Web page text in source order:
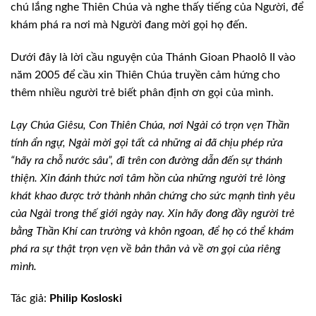
chú lắng nghe Thiên Chúa và nghe thấy tiếng của Người, để
khám phá ra nơi mà Người đang mời gọi họ đến.
Dưới đây là lời cầu nguyện của Thánh Gioan Phaolô II vào
năm 2005 để cầu xin Thiên Chúa truyền cảm hứng cho
thêm nhiều người trẻ biết phân định ơn gọi của mình.
Lạy Chúa Giêsu, Con Thiên Chúa, nơi Ngài có trọn vẹn Thần
tính ẩn ngự, Ngài mời gọi tất cả những ai đã chịu phép rửa
“hãy ra chỗ nước sâu”, đi trên con đường dẫn đến sự thánh
thiện. Xin đánh thức nơi tâm hồn của những người trẻ lòng
khát khao được trở thành nhân chứng cho sức mạnh tình yêu
của Ngài trong thế giới ngày nay. Xin hãy đong đầy người trẻ
bằng Thần Khí can trường và khôn ngoan, để họ có thể khám
phá ra sự thật trọn vẹn về bản thân và về ơn gọi của riêng
mình.
Tác giả: Philip Kosloski